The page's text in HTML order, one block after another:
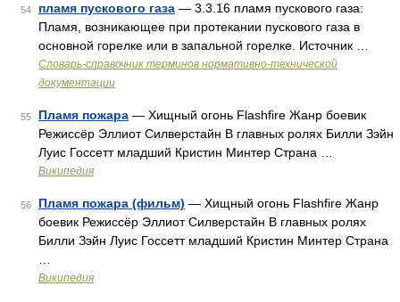
54 пламя пускового газа — 3.3.16 пламя пускового газа:
Пламя, возникающее при протекании пускового газа в
основной горелке или в запальной горелке. Источник …
Словарь-справочник терминов нормативно-технической
документации
55 Пламя пожара — Хищный огонь Flashfire Жанр боевик
Режиссёр Эллиот Силверстайн В главных ролях Билли Зэйн
Луис Госсетт младший Кристин Минтер Страна …
Википедия
56 Пламя пожара (фильм) — Хищный огонь Flashfire Жанр
боевик Режиссёр Эллиот Силверстайн В главных ролях
Билли Зэйн Луис Госсетт младший Кристин Минтер Страна
Википедия